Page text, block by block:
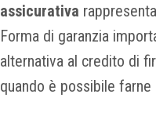
assicurativa
Forma di garanzia
alternativa al credito di
quando è possibile farne